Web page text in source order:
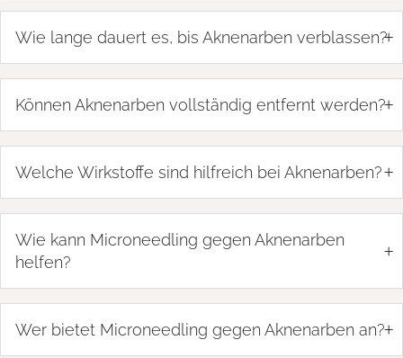
Wie lange dauert es, bis Aknenarben verblassen?+
Können Aknenarben vollständig entfernt werden?+
Welche Wirkstoffe sind hilfreich bei Aknenarben?+
Wie kann Microneedling gegen Aknenarben
helfen?
+
Wer bietet Microneedling gegen Aknenarben an?+